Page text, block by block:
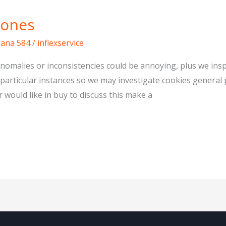
584/ inflexservice
or inconsistencies could be annoying, plus we
instances so we may investigate cookies general
like in buy to discuss this make a